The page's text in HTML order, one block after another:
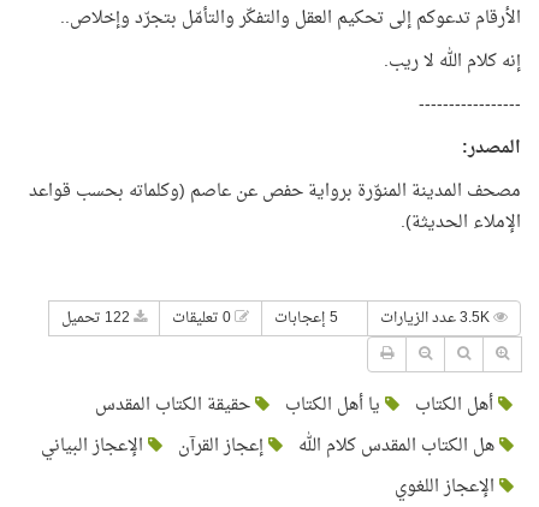
الأرقام تدعوكم إلى تحكيم العقل والتفكّر والتأمّل بتجرّد وإخلاص..
إنه كلام الله لا ريب.
-----------------
المصدر:
مصحف المدينة المنوّرة برواية حفص عن عاصم (وكلماته بحسب قواعد
الإملاء الحديثة).
5 إعجابات
أهل الكتاب يا أهل الكتاب
حقيقة الكتاب المقدس
هل الكتاب المقدس كلام الله
إعجاز القرآن
الإعجاز البياني
الإعجاز اللغوي